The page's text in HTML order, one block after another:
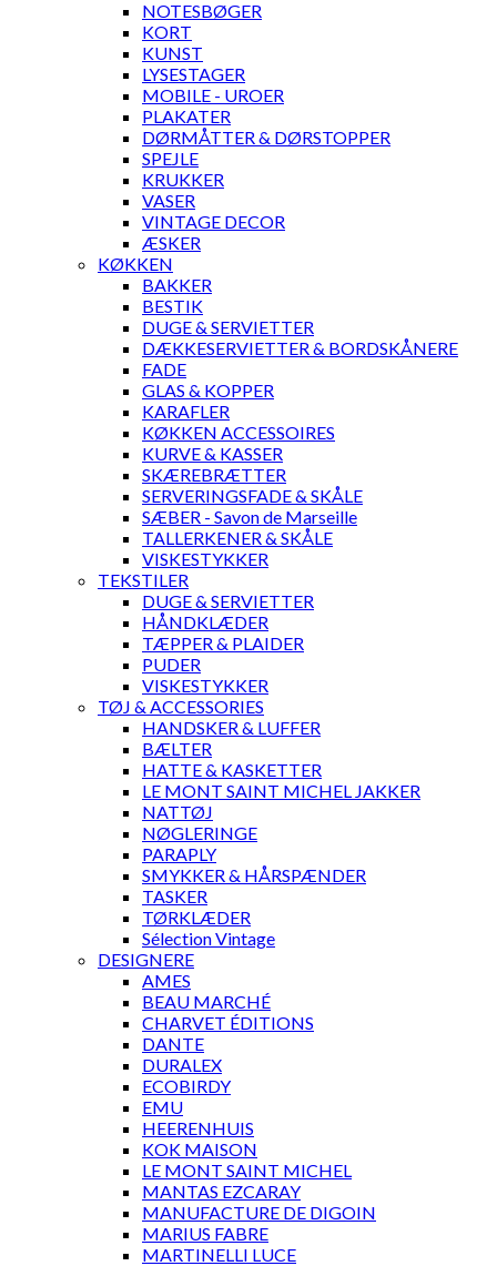
NOTESBØGER
KORT
KUNST
LYSESTAGER
MOBILE - UROER
PLAKATER
DØRMÅTTER & DØRSTOPPER
SPEJLE
KRUKKER
VASER
VINTAGE DECOR
ÆSKER
KØKKEN
BAKKER
BESTIK
DUGE & SERVIETTER
DÆKKESERVIETTER & BORDSKÅNERE
FADE
GLAS & KOPPER
KARAFLER
KØKKEN ACCESSOIRES
KURVE & KASSER
SKÆREBRÆTTER
SERVERINGSFADE & SKÅLE
SÆBER - Savon de Marseille
TALLERKENER & SKÅLE
VISKESTYKKER
TEKSTILER
DUGE & SERVIETTER
HÅNDKLÆDER
TÆPPER & PLAIDER
PUDER
VISKESTYKKER
TØJ & ACCESSORIES
HANDSKER & LUFFER
BÆLTER
HATTE & KASKETTER
LE MONT SAINT MICHEL JAKKER
NATTØJ
NØGLERINGE
PARAPLY
SMYKKER & HÅRSPÆNDER
TASKER
TØRKLÆDER
Sélection Vintage
DESIGNERE
AMES
BEAU MARCHÉ
CHARVET ÉDITIONS
DANTE
DURALEX
ECOBIRDY
EMU
HEERENHUIS
KOK MAISON
LE MONT SAINT MICHEL
MANTAS EZCARAY
MANUFACTURE DE DIGOIN
MARIUS FABRE
MARTINELLI LUCE